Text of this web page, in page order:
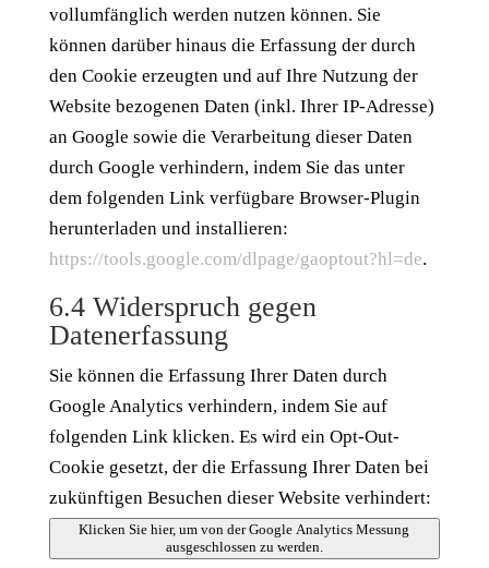
vollumfänglich werden nutzen können. Sie
können darüber hinaus die Erfassung der durch
den Cookie erzeugten und auf Ihre Nutzung der
Website bezogenen Daten (inkl. Ihrer IP-Adresse)
an Google sowie die Verarbeitung dieser Daten
durch Google verhindern, indem Sie das unter
dem folgenden Link verfügbare Browser-Plugin
herunterladen und installieren:
https://tools.google.com/dlpage/gaoptout?hl=de.
6.4 Widerspruch gegen
Datenerfassung
Sie können die Erfassung Ihrer Daten durch
Google Analytics verhindern, indem Sie auf
folgenden Link klicken. Es wird ein Opt-Out-
Cookie gesetzt, der die Erfassung Ihrer Daten bei
zukünftigen Besuchen dieser Website verhindert:
Klicken Sie hier, um von der Google Analytics Messung
ausgeschlossen zu werden.